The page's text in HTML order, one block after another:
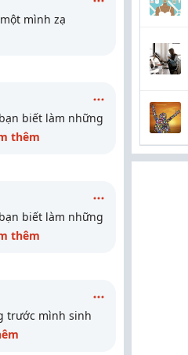
mình zạ
biết làm những
thêm
biết làm những
thêm
trước mình sinh